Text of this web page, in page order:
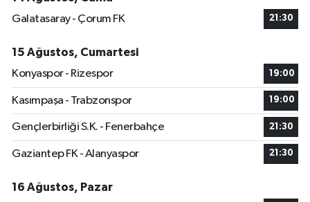
Galatasaray - Çorum FK
21:30
15 Ağustos, Cumartesi
Konyaspor - Rizespor
19:00
Kasımpaşa - Trabzonspor 19:00
Gençlerbirliği S.K. - Fenerbahçe 21:30
Gaziantep FK - Alanyaspor 21:30
16 Ağustos, Pazar